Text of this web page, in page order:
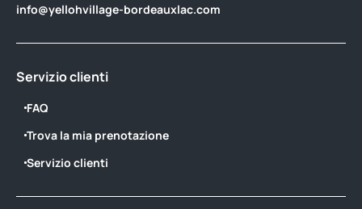
info@yellohvillage-bordeauxlac.com
Servizio clienti
FAQ
Trova la mia prenotazione
Servizio clienti